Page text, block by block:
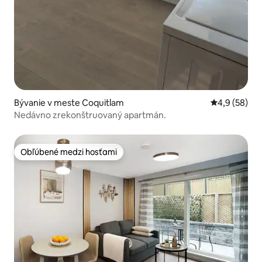
Bývanie v meste Coquitlam Priemerné
4,9 (58)
Nedávno zrekonštruovaný apartmán.
Obľúbené medzi hosťami
Obľúbené medzi hosťami